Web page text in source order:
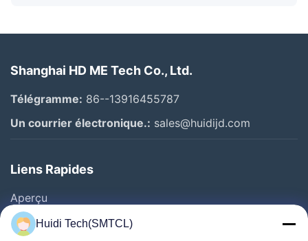
Shanghai HD ME Tech Co., Ltd.
Télégramme: 86--13916455787
Un courrier électronique.: sales@huidijd.com
Liens Rapides
Aperçu
ProduitsHuidi Tech(SMTCL)